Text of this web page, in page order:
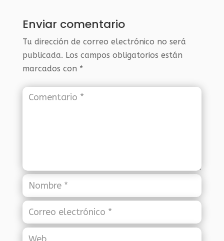
Enviar comentario
Tu dirección de correo electrónico no será
publicada. Los campos obligatorios están
marcados con *